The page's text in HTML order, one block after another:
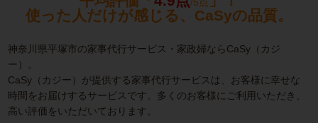
/5点
使った人だけが感じる、CaSyの品質。
神奈川県平塚市の家事代行サービス・家政婦ならCaSy（カジ
ー）。
CaSy（カジー）が提供する家事代行サービスは、お客様に幸せな
時間をお届けするサービスです。多くのお客様にご利用いただき、
高い評価をいただいております。